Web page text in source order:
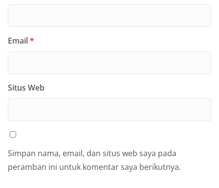
Email*
Situs Web
Simpan nama, email, dan situs web saya pada
peramban ini untuk komentar saya berikutnya.